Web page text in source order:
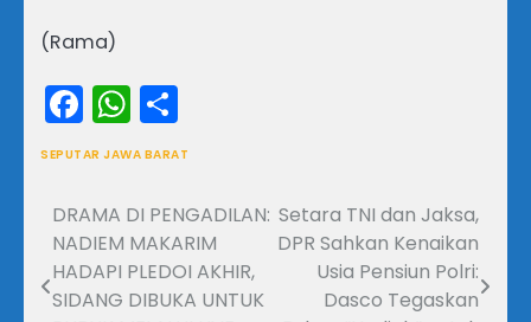
(Rama)
Facebook
WhatsApp
SEPUTAR JAWA BARAT
Navigasi
pos
DRAMA DI PENGADILAN:
NADIEM MAKARIM
HADAPI PLEDOI AKHIR,
SIDANG DIBUKA UNTUK
Setara TNI dan Jaksa,
DPR Sahkan Kenaikan
Usia Pensiun Polri:
Dasco Tegaskan